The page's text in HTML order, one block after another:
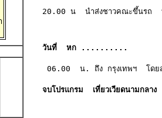
20.00 น  นำส่งชาวคณะขึ้นรถ
วันที่  หก ..........
06.00  น. ถึง กรุงเทพฯ  โดย
จบโปรแกรม  เที่ยวเวียดนามกลาง